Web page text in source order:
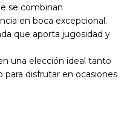
se combinan
en boca excepcional.
que aporta jugosidad y
una elección ideal tanto
disfrutar en ocasiones